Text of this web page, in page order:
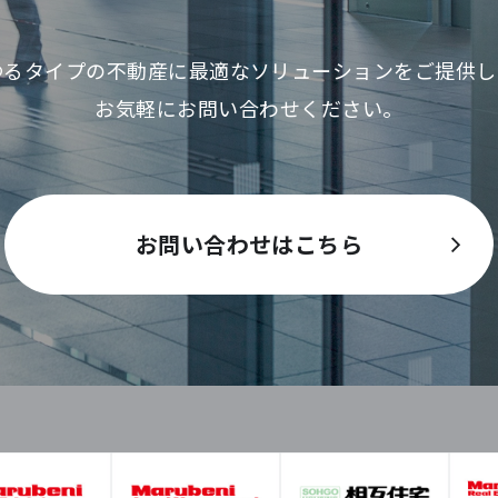
タイプの不動産に最適なソリューションをご提供
お気軽にお問い合わせください。
お問い合わせはこちら